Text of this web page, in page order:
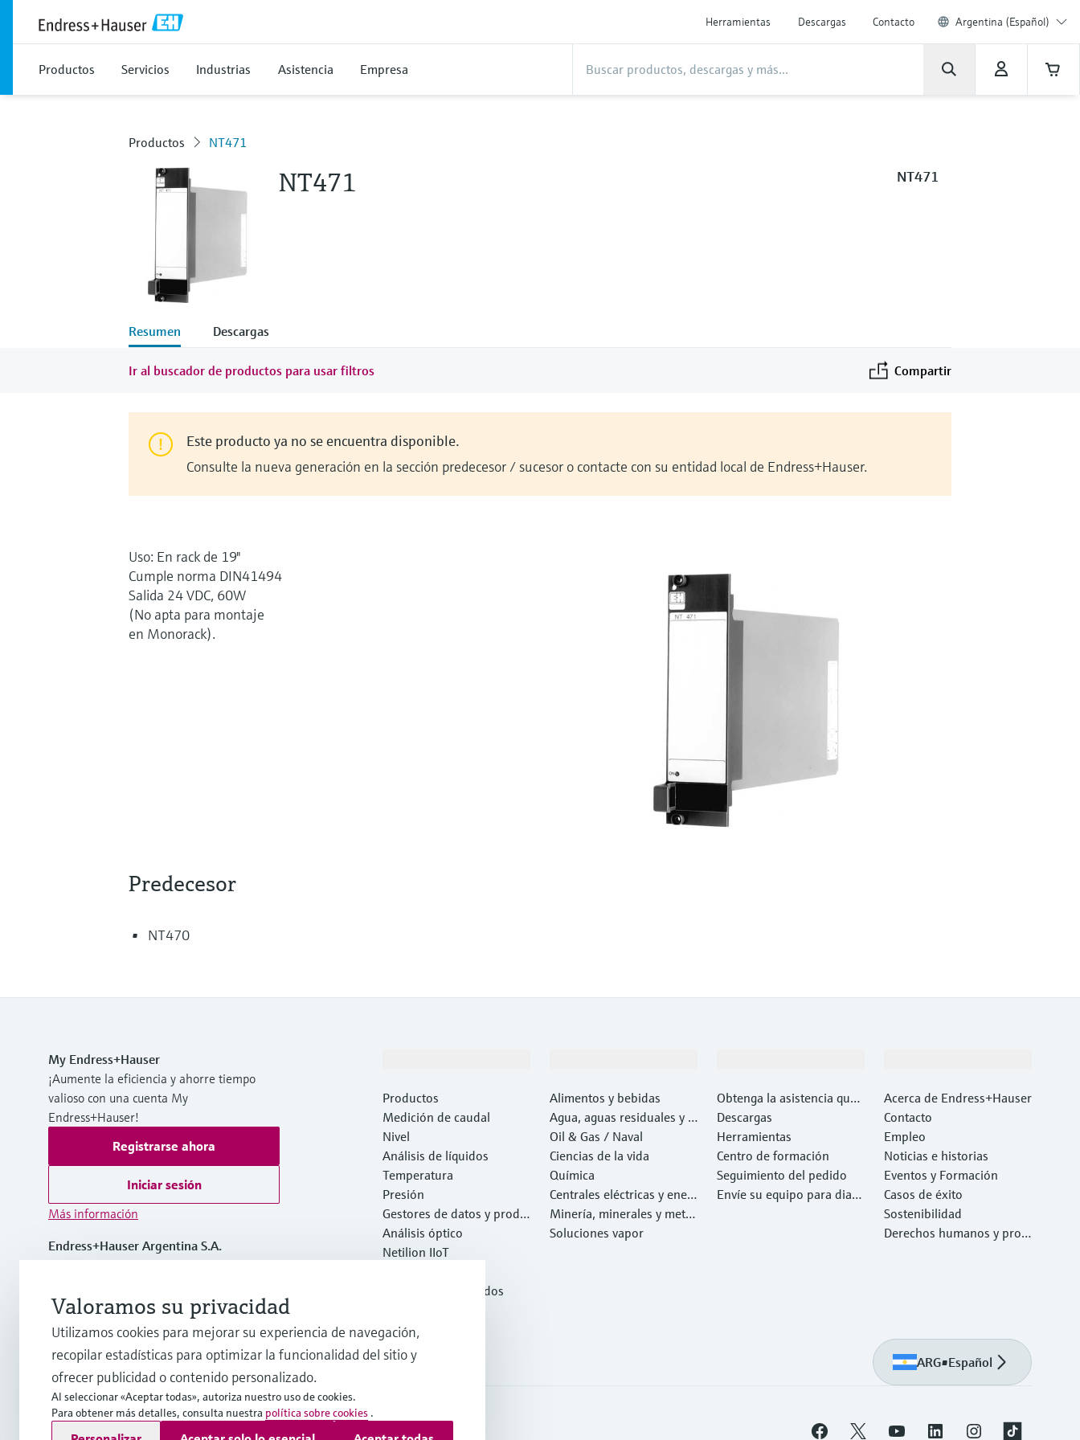
Herramientas Descargas Contacto Argentina (Español)
Productos Servicios Industrias Asistencia Empresa
Productos NT471
NT471 NT471
Resumen Descargas
Ir al buscador de productos para usar filtros Compartir
Este producto ya no se encuentra disponible.
Consulte la nueva generación en la sección predecesor / sucesor o contacte con su entidad local de Endress+Hauser.
Uso: En rack de 19"
Cumple norma DIN41494
Salida 24 VDC, 60W
(No apta para montaje
en Monorack).
Predecesor
NT470
My Endress+Hauser
¡Aumente la eficiencia y ahorre tiempo
valioso con una cuenta My
Endress+Hauser!
Registrarse ahora
Iniciar sesión
Más información
Endress+Hauser Argentina S.A.
Argentina
info.ar@endress.com
Productos
Medición de caudal
Nivel
Análisis de líquidos
Temperatura
Presión
Gestores de datos y produ
ctos de sistema
Análisis óptico
Netilion IIoT
Productos destacados
Servicios
Alimentos y bebidas
Agua, aguas residuales y r
esiduos
Oil & Gas / Naval
Ciencias de la vida
Química
Centrales eléctricas y ener
gía
Minería, minerales y metal
es
Soluciones vapor
Obtenga la asistencia que
necesita con rapidez
Descargas
Herramientas
Centro de formación
Seguimiento del pedido
Envíe su equipo para diag
Acerca de Endress+Hauser
Contacto
Empleo
Noticias e historias
Eventos y Formación
Casos de éxito
Sostenibilidad
Derechos humanos y prote
ARG•Español
Copyright © Endress+Hauser Group Services AG
Valoramos su privacidad
Utilizamos cookies para mejorar su experiencia de navegación,
recopilar estadísticas para optimizar la funcionalidad del sitio y
ofrecer publicidad o contenido personalizado.
Al seleccionar «Aceptar todas», autoriza nuestro uso de cookies.
Para obtener más detalles, consulta nuestra política sobre cookies .